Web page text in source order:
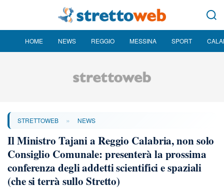
HOME NEWS REGGIO MESSINA SPORT
STRETTOWEB » NEWS
Il Ministro Tajani a Reggio Calabria, non solo
Consiglio Comunale: presenterà la prossima
conferenza degli addetti scientifici e spaziali
(che si terrà sullo Stretto)